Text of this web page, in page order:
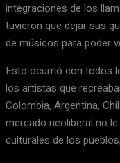
integraciones de los
tuvieron que dejar sus
de músicos para poder
Esto ocurrió con todos
los artistas que
Colombia, Argentina,
mercado neoliberal no
culturales de los